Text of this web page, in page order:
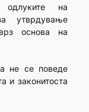
одлуките на
утврдување
основа на
не се поведе
и законитоста